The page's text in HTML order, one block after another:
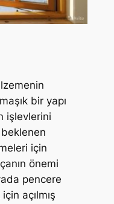
bir yapı
işlevlerini
için
önemi
pencere
açılmış